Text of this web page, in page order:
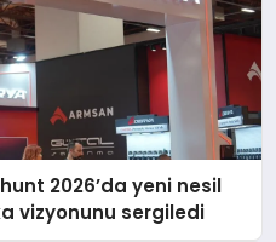
2026’da yeni nesil
vizyonunu sergiledi